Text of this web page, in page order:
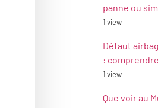
panne ou
1 view
Défaut
:
1 view
Que voir au